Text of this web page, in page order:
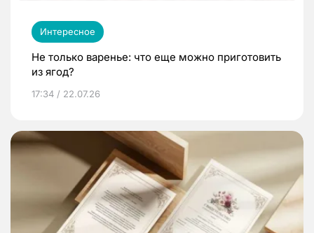
Интересное
Не только варенье: что еще можно приготовить
из ягод?
17:34 / 22.07.26